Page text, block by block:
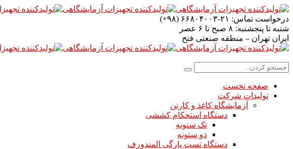
درخواست تماس: ۲۱-۶۶۸۰۴۰۰۳ (۹۸+)
شنبه تا پنجشنبه: ۸ صبح تا ۶ عصر
ایران تهران – منطقه صنعتی فتح
صفحه نخست
تولیدات شرکت
آزمایشگاه کاغذ و کارتن
دستگاه استحکام کششی
تک ستونه
دو ستونه
دستگاه تست پارگی المندورف